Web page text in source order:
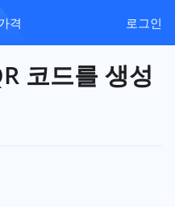
격 로그인
코드를 생성